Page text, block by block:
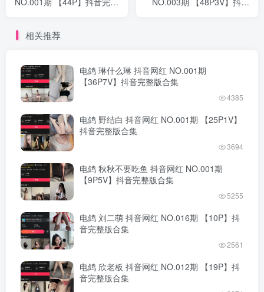
相关推荐
电鸽 琳什么琳 抖音网红 NO.001期
【36P7V】抖音完整版合集
4385
电鸽 野结白 抖音网红 NO.001期 【25P1V】
抖音完整版合集
3694
电鸽 秋秋不要吃鱼 抖音网红 NO.001期
【9P5V】抖音完整版合集
5255
电鸽 刘二萌 抖音网红 NO.016期 【10P】抖
音完整版合集
2561
电鸽 欣老板 抖音网红 NO.012期 【19P】抖
音完整版合集